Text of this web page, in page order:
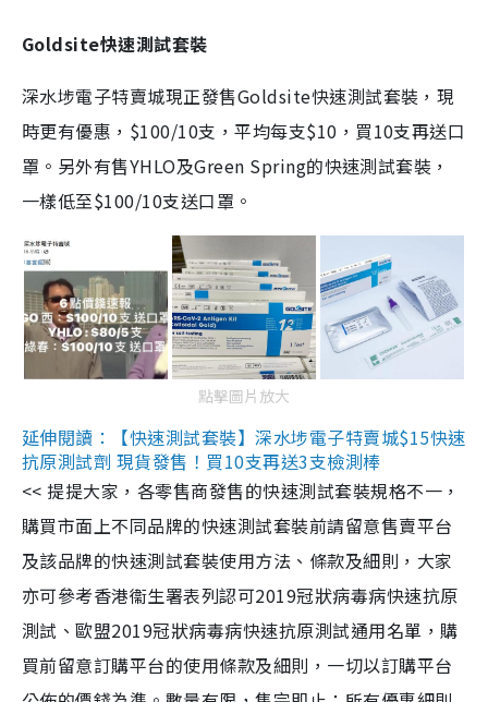
Goldsite快速測試套裝
深水埗電子特賣城現正發售Goldsite快速測試套裝，現
時更有優惠，$100/10支，平均每支$10，買10支再送口
罩。另外有售YHLO及Green Spring的快速測試套裝，
一樣低至$100/10支送口罩。
點擊圖片放大
延伸閱讀：【快速測試套裝】深水埗電子特賣城$15快速
抗原測試劑 現貨發售！買10支再送3支檢測棒
<< 提提大家，各零售商發售的快速測試套裝規格不一，
購買市面上不同品牌的快速測試套裝前請留意售賣平台
及該品牌的快速測試套裝使用方法、條款及細則，大家
亦可參考香港衞生署表列認可2019冠狀病毒病快速抗原
測試、歐盟2019冠狀病毒病快速抗原測試通用名單，購
買前留意訂購平台的使用條款及細則，一切以訂購平台